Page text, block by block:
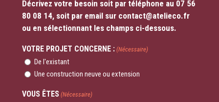
Décrivez votre besoin soit par téléphone au 07 56
80 08 14, soit par email sur contact@atelieco.fr
ou en sélectionnant les champs ci-dessous.
VOTRE PROJET CONCERNE : (Nécessaire)
De l'existant
Une construction neuve ou extension
VOUS ÊTES (Nécessaire)